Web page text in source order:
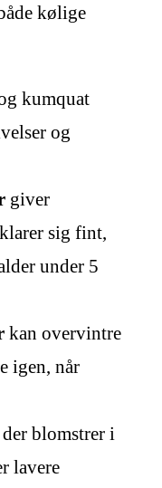
kølige
kumquat
og
giver
sig fint,
under 5
kan overvintre
igen, når
blomstrer i
lavere